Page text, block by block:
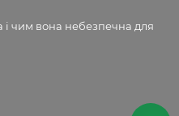
і чим вона небезпечна для